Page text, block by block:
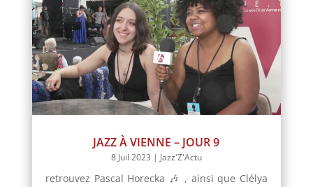
JAZZ À VIENNE – JOUR 9
8 Juil 2023 | Jazz'Z'Actu
retrouvez Pascal Horecka 🎶 , ainsi que Clélya